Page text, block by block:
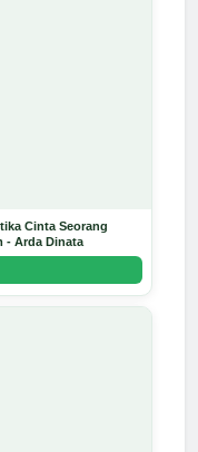
Cinta Seorang
- Arda Dinata